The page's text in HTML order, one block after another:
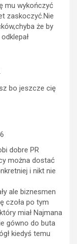
mu wykończyć
zaskoczyć.Nie
że by
bo jeszcze cię
dobre PR
można dostać
i nikt nie
ale biznesmen
czoła po tym
miał Najmana
gówno do buta
kiedyś temu